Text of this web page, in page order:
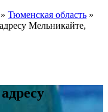
» Тюменская область »
Мельникайте,